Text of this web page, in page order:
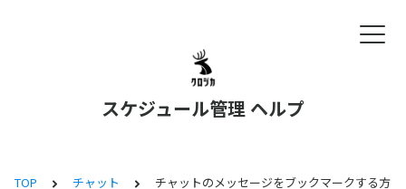
スケジュール管理 ヘルプ
TOP チャット チャットのメッセージをブックマークする方